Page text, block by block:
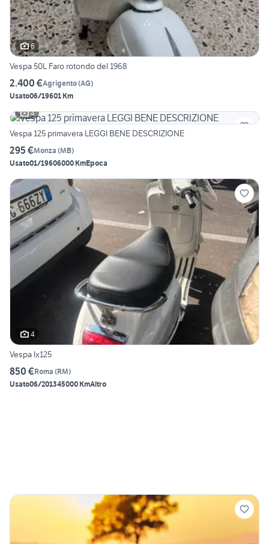
6
Vespa 50L Faro rotondo del 1968
2.400 €Agrigento(AG)
Usato06/19601 Km
4
Vespa 125 primavera LEGGI BENE DESCRIZIONE
295 €Monza (MB)
Usato01/19606000 KmEpoca
4
Vespa lx125
850 €Roma (RM)
Usato06/201345000 KmAltro